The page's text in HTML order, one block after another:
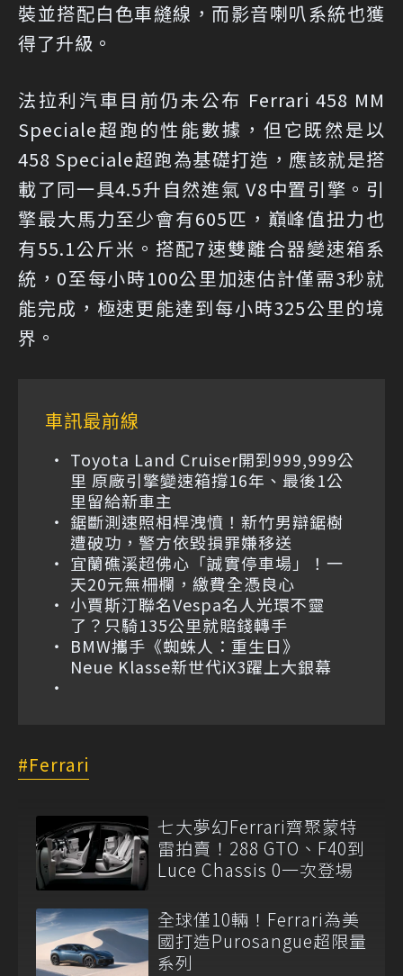
裝並搭配白色車縫線，而影音喇叭系統也獲
得了升級。
法拉利汽車目前仍未公布 Ferrari 458 MM
Speciale超跑的性能數據，但它既然是以
458 Speciale超跑為基礎打造，應該就是搭
載了同一具4.5升自然進氣 V8中置引擎。引
擎最大馬力至少會有605匹，巔峰值扭力也
有55.1公斤米。搭配7速雙離合器變速箱系
統，0至每小時100公里加速估計僅需3秒就
能完成，極速更能達到每小時325公里的境
界。
車訊最前線
Toyota Land Cruiser開到999,999公
里 原廠引擎變速箱撐16年、最後1公
里留給新車主
鋸斷測速照相桿洩憤！新竹男辯鋸樹
遭破功，警方依毀損罪嫌移送
宜蘭礁溪超佛心「誠實停車場」！一
天20元無柵欄，繳費全憑良心
小賈斯汀聯名Vespa名人光環不靈
了？只騎135公里就賠錢轉手
BMW攜手《蜘蛛人：重生日》
Neue Klasse新世代iX3躍上大銀幕
Ferrari
七大夢幻Ferrari齊聚蒙特
雷拍賣！288 GTO、F40到
Luce Chassis 0一次登場
全球僅10輛！Ferrari為美
國打造Purosangue超限量
系列